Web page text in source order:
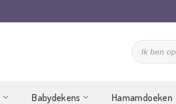
Producten
zoeken
Babydekens Hamamdoeken